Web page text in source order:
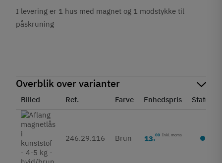
I levering er 1 hus med magnet og 1 modstykke til
påskruning
Overblik over varianter
Billed Ref. Farve Enhedspris Status
246.29.116 Brun 13,00 Inkl. moms